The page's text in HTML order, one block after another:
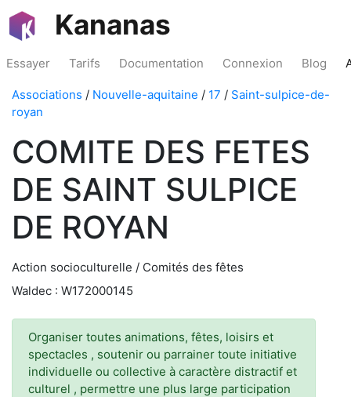
Kananas
Essayer Tarifs Documentation Connexion Blog
Associations / Nouvelle-aquitaine / 17 / Saint-sulpice-de-
royan
COMITE DES FETES
DE SAINT SULPICE
DE ROYAN
Action socioculturelle / Comités des fêtes
Waldec : W172000145
Organiser toutes animations, fêtes, loisirs et
spectacles , soutenir ou parrainer toute initiative
individuelle ou collective à caractère distractif et
culturel , permettre une plus large participation